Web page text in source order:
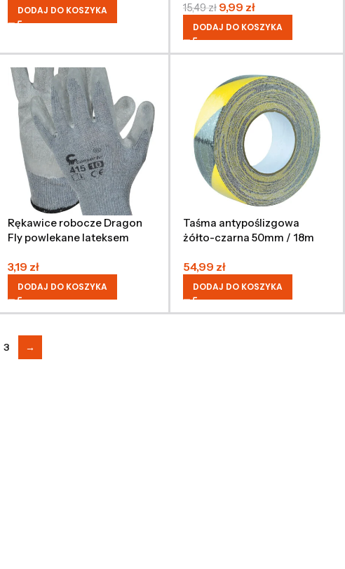
DODAJ DO KOSZYKA 15,49zł 9,99 zł
DODAJ DO KOSZYKA
Rękawice robocze Dragon
Fly powlekane lateksem
3,19 zł
DODAJ DO KOSZYKA
Taśma antypoślizgowa
żółto-czarna 50mm / 18m
54,99 zł
DODAJ DO KOSZYKA
3 →